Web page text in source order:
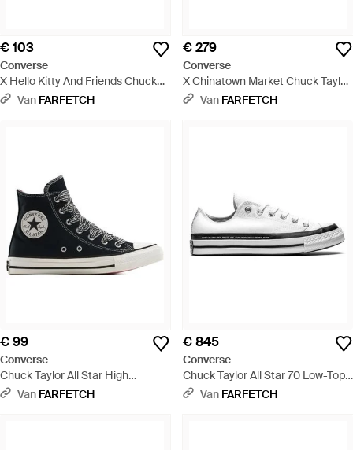
€ 103
Converse
X Hello Kitty And Friends Chuck
Taylor All Star Bffs Low-Top
Van FARFETCH
€ 279
Converse
X Chinatown Market Chuck Taylor
All Star 70 Low-Top Sneakers -
Van FARFETCH
€ 99
Converse
Chuck Taylor All Star High
"Gingham Laces" Sneakers -
Van FARFETCH
€ 845
Converse
Chuck Taylor All Star 70 Low-Top
Sneakers - Wit
Van FARFETCH